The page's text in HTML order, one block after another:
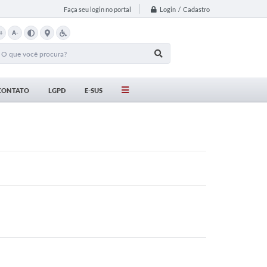
Faça seu login no portal Login / Cadastro
A-
LGPD E-SUS